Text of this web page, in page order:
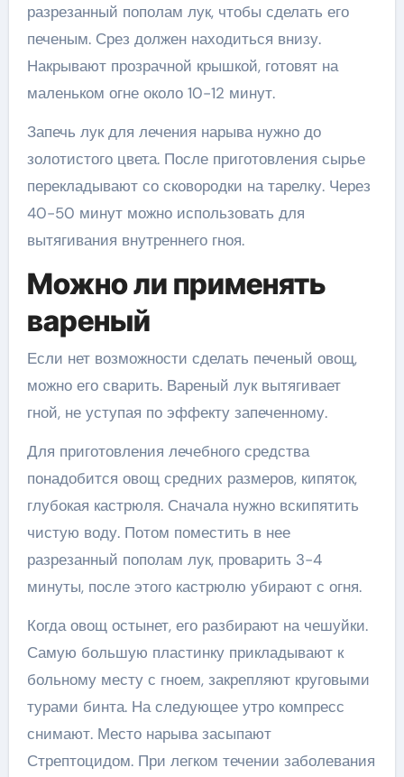
разрезанный пополам лук, чтобы сделать его
печеным. Срез должен находиться внизу.
Накрывают прозрачной крышкой, готовят на
маленьком огне около 10-12 минут.
Запечь лук для лечения нарыва нужно до
золотистого цвета. После приготовления сырье
перекладывают со сковородки на тарелку. Через
40-50 минут можно использовать для
вытягивания внутреннего гноя.
Можно ли применять
вареный
Если нет возможности сделать печеный овощ,
можно его сварить. Вареный лук вытягивает
гной, не уступая по эффекту запеченному.
Для приготовления лечебного средства
понадобится овощ средних размеров, кипяток,
глубокая кастрюля. Сначала нужно вскипятить
чистую воду. Потом поместить в нее
разрезанный пополам лук, проварить 3-4
минуты, после этого кастрюлю убирают с огня.
Когда овощ остынет, его разбирают на чешуйки.
Самую большую пластинку прикладывают к
больному месту с гноем, закрепляют круговыми
турами бинта. На следующее утро компресс
снимают. Место нарыва засыпают
Стрептоцидом. При легком течении заболевания